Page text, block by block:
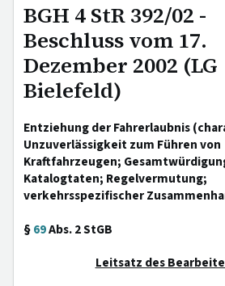
BGH 4 StR 392/02 -
Beschluss vom 17.
Dezember 2002 (LG
Bielefeld)
Entziehung der Fahrerlaubnis
Unzuverlässigkeit zum Führen von
Kraftfahrzeugen;
Katalogtaten; Regelvermutung;
verkehrsspezifischer
§69Abs. 2 StGB
Leitsatz des